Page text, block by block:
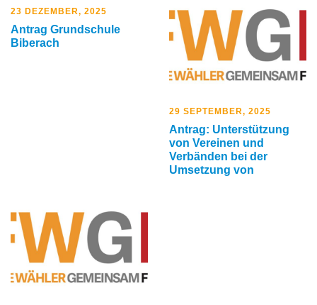
23 DEZEMBER, 2025
Antrag Grundschule
Biberach
29 SEPTEMBER, 2025
Antrag: Unterstützung
von Vereinen und
Verbänden bei der
Umsetzung von